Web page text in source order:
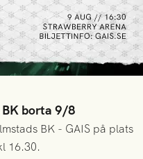
borta 9/8
BK - GAIS på plats
16.30.